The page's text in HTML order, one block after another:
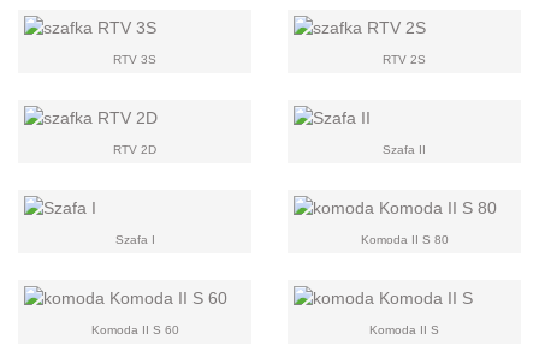
RTV 3S RTV 2S
RTV 2D Szafa II
Szafa I Komoda II S 80
Komoda II S 60 Komoda II S